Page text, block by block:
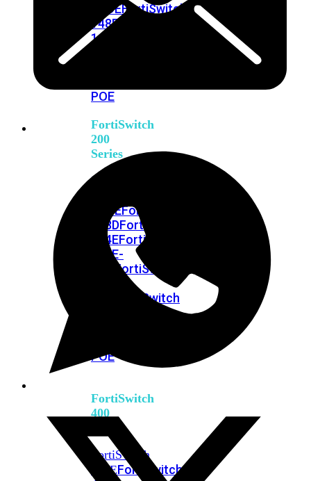
FPOEFortiSwitch
148F
148F-
POE
FortiSwitch
200
Series
FortiSwitch
FPOEFortiSwitch
248DFortiSwitch
224EFortiswitch
224E-
FortiSwitch
FortiSwitch
POE
FortiSwitch
400
FortiSwitch
424EFortiSwitch